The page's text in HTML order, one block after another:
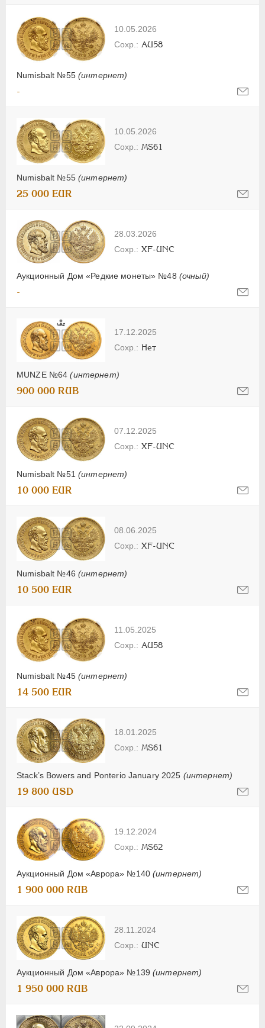
10.05.2026
Numisbalt №55 (интернет)
AU58
-
10.05.2026
Numisbalt №55 (интернет)
MS61
25 000 EUR
28.03.2026
Аукционный Дом «Редкие монеты» №48 (очный)
XF-UNC
-
17.12.2025
MUNZE №64(интернет)
Нет
900 000 RUB
07.12.2025
Numisbalt №51 (интернет)
XF-UNC
10 000 EUR
08.06.2025
Numisbalt №46 (интернет)
XF-UNC
10 500 EUR
11.05.2025
Numisbalt №45 (интернет)
AU58
14 500 EUR
18.01.2025
Stack’s Bowers and Ponterio January 2025 (интернет)
MS61
19 800 USD
19.12.2024
Аукционный Дом «Аврора» №140(интернет)
MS62
1 900 000 RUB
28.11.2024
Аукционный Дом «Аврора» №139(интернет)
UNC
1 950 000 RUB